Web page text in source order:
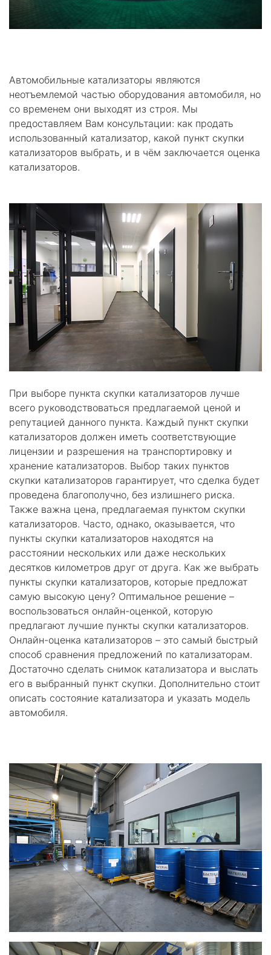
Автомобильные катализаторы являются
неотъемлемой частью оборудования автомобиля, но
со временем они выходят из строя. Мы
предоставляем Вам консультации: как продать
использованный катализатор, какой пункт скупки
катализаторов выбрать, и в чём заключается оценка
катализаторов.
При выборе пункта скупки катализаторов лучше
всего руководствоваться предлагаемой ценой и
репутацией данного пункта. Каждый пункт скупки
катализаторов должен иметь соответствующие
лицензии и разрешения на транспортировку и
хранение катализаторов. Выбор таких пунктов
скупки катализаторов гарантирует, что сделка будет
проведена благополучно, без излишнего риска.
Также важна цена, предлагаемая пунктом скупки
катализаторов. Часто, однако, оказывается, что
пункты скупки катализаторов находятся на
расстоянии нескольких или даже нескольких
десятков километров друг от друга. Как же выбрать
пункты скупки катализаторов, которые предложат
самую высокую цену? Оптимальное решение –
воспользоваться онлайн-оценкой, которую
предлагают лучшие пункты скупки катализаторов.
Онлайн-оценка катализаторов – это самый быстрый
способ сравнения предложений по катализаторам.
Достаточно сделать снимок катализатора и выслать
его в выбранный пункт скупки. Дополнительно стоит
описать состояние катализатора и указать модель
автомобиля.